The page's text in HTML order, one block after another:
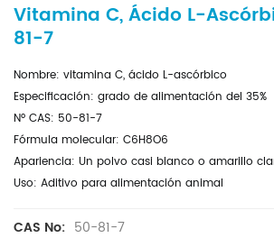
Vitamina C, Ácido L-
81-7
Nombre: vitamina C, ácido L-ascórbico
Especificación: grado de alimentación del 35%
Nº CAS: 50-81-7
Fórmula molecular: C6H8O6
Apariencia: Un polvo casi blanco o amarillo
Uso: Aditivo para alimentación animal
CAS No: 50-81-7